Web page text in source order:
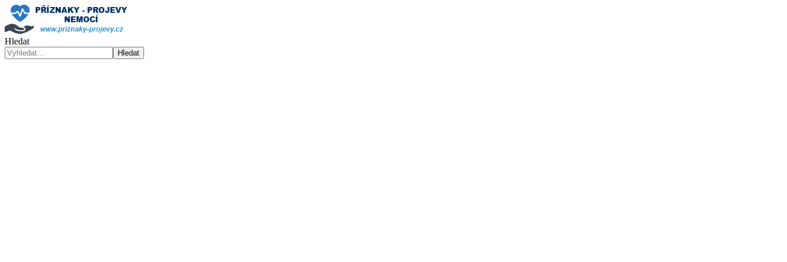
Hledat
Hledat